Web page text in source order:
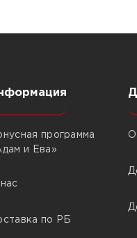
программа
и Ева»
по РБ
О